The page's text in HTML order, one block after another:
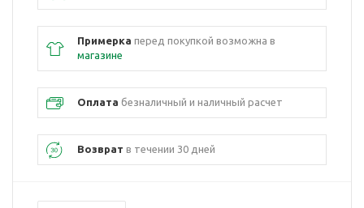
Примерка перед покупкой возможна в
магазине
Оплата безналичный и наличный расчет
Возврат в течении 30 дней